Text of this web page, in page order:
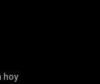
hoy